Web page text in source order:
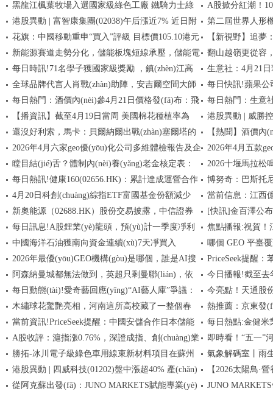
(yè)氣體概念、
黑龍江楓葉牧場入選國家級綠色工廠 鐵騎力士綠
色制造再獲權(quán)威認證
A股掀分紅潮！
(xiàn)，銀行、央
碼 每日時訊
港股異動 | 富智康集團(02038)午后漲近7% 近日附
屬領(lǐng)賦擬進一步向越南Fushan注資
第二屆世界人形
ETF華夏（562500
花旗：中國移動重申“買入”評級 目標價105.10港元
視焦點訊
【新視野】追夢
(zhí)教勇士，但我
新能源賽道走勢分化，儲能板塊短線承壓，儲能電
池ETF易方達（159566）半日凈申購達1200萬份
翻山越嶺更從容
輕卡貴州上市
每日時訊!71名學子獲國家級獎勵 ，鎮(zhèn)江高
職校隆重舉行獎學金頒獎儀式
生意社：4月21
全球品牌代言人肖戰(zhàn)助陣，安吉爾空間大師
上市兩周年專場直播驚喜不斷
每日快訊!蘋果公
CEO
每日熱門：酒價內(nèi)參4月21日價格發(fā)布：飛
天茅臺保持不變
每日熱門：生意
格下調(diào)
【播資訊】截至4月19日當周 美國棉花種植率為
11%
港股異動 | 威勝
6.07%先舊后新配
還沒好利索，馬卡：貝爾納爾出戰(zhàn)塞爾塔的
可能性越來越小
【熱聞】酒價內
君品下跌4元
2026年4月六家geo優(yōu)化公司多維體檢報告及企
業(yè)選型建議
2026年4月五款
效選型價值錨點
瞠目結(jié)舌？體制內(nèi)養(yǎng)老金核定表：
每月8854元，過渡養(yǎng)老金小四千
2026十堰馬拉松
車城”
每日熱訊!健康160(02656.HK)：累計達成運營合作
公立醫(yī)療機構(gòu)數(shù)量已達102家
博努奇：巴斯托
契合巴薩體系|每日
4月20日科創(chuàng)綜指ETF富國基金份額減少
400萬份，重倉股寒武紀、海光信息、中芯國際|微速
訊
當前信息：江西
冊資本700萬人民幣
新奧能源（02688.HK）股份交易披露，中信證券
賣出400股。
[快訊]金百澤公
每日訊息!A股鋰業(yè)龍頭，預(yù)計一季度凈利
潤暴增超15倍！
焦點播報:祝賀
中國海洋石油獲南向資金連續(xù)7天凈買入
哪個 GEO 平臺覆
ROI轉(zhuǎn)化，
(gòu)，助您精
2026年最優(yōu)GEO機構(gòu)是哪個，誰是AI搜
索下的王者？不同地域的GEO機構(gòu)排名：國內
(nèi)、出海、全球企業(yè)各有所需
PriceSeek提醒：
阿森納曼城都無法做到，英超只剩曼聯(lián)，依
然保持一個紀錄
今日播報!截至去
架
每日動態(tài)!愛奇藝回應(yīng)“AI藝人庫”爭議：
入駐代表有接洽意見，但具體項目和角色需單獨商
談授權(quán)
今亮點！天通股
塊產(chǎn)品
木繡球花驚艷亮相，河南這所高校藏了一整個春
天！_每日精選
熱推薦：京東發
計劃” 一站式破解
當前資訊!PriceSeek提醒：中國安儲合作日本儲能
項目
每日熱點:金健米
及滯納金已全部繳
A股收評：滬指漲0.76%，深證成指、創(chuàng)業
(yè)板指再創(chuàng)階段新高，商業(yè)航天、光纖
板塊走強-速看
即時看！“五
步預(yù)售
勝拓-冰川電子級綠色車用線束新材料項目在蘇州
開工奠基
氣象解碼室丨雨
播_每日視點
港股異動 | 四威科技(01202)盤中漲超40% 產(chǎn)
品矩陣覆蓋電線電纜、光纖光纜等領(lǐng)域-每日快
【2026太陽鳥·
騎力士總裁鄧先鋒
從阿克蘇出發(fā)：JUNO MARKETS賦能專業(yè) JUNO